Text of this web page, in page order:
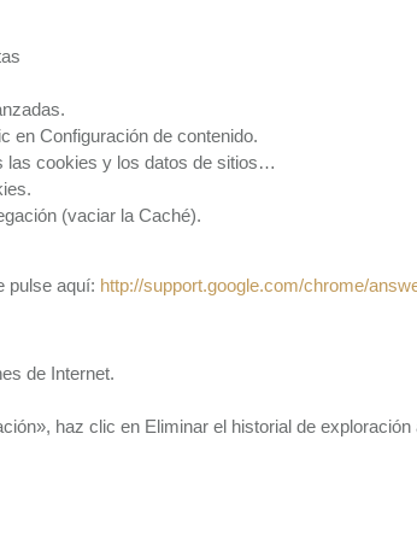
en Configuración de contenido.
las cookies y los datos de sitios…
(vaciar la Caché).
pulse aquí: http://support.google.com/chrome/
de Internet.
haz clic en Eliminar el historial de exploración